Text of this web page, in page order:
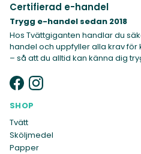
Certifierad e-handel
Trygg e-handel sedan 2018
Hos Tvättgiganten handlar du
handel och uppfyller alla krav
– så att du alltid kan känna dig
SHOP
Tvätt
Sköljmedel
Papper